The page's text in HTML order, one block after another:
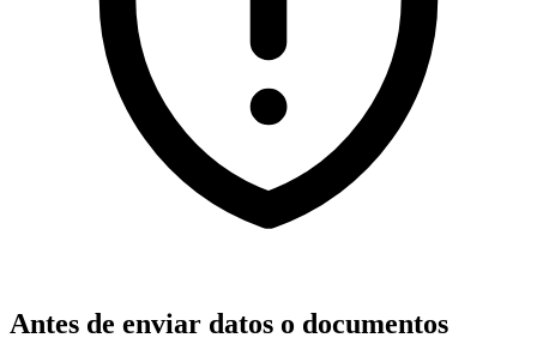
Antes de enviar datos o documentos